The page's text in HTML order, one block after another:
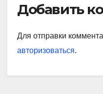
Добавить
Для отправки
авторизоваться.